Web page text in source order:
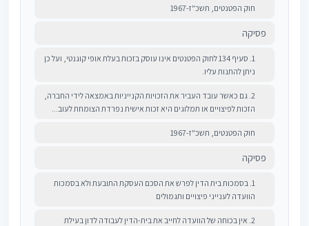
חוק הפטנטים, תשכ"ז-1967
פסיקה
1. סעיף 134 לחוק הפטנטים אינו עוסק בזכות בעלת אופי קוגנטי, ועל כן
ניתן להתנות עליו.
2. גם כאשר עובד העביר את הזכויות הקנייניות באמצאה לידי החברה,
הזכות לפיצויים או תמלוגים היא זכות אישית נפרדת הצומחת לעוב...
חוק הפטנטים, תשכ"ז-1967
פסיקה
1. בסמכות בית הדין לפרש את הסכם העסקת התובעת ולא בסמכות
הוועדה לענייני פיצויים ותגמולים
2. אין בכוחה של הוועדה לחייב את בית-הדין לעבודה לדון בעילת